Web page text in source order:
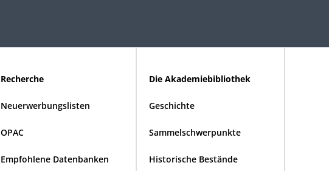
Recherche
Neuerwerbungslisten
OPAC
Empfohlene Datenbanken
Die Akademiebibliothek
Geschichte
Sammelschwerpunkte
Historische Bestände